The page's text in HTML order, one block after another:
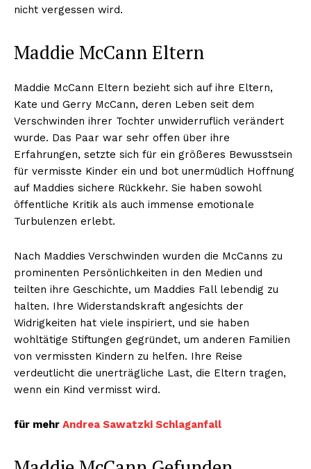
nicht vergessen wird.
Maddie McCann Eltern
Maddie McCann Eltern bezieht sich auf ihre Eltern,
Kate und Gerry McCann, deren Leben seit dem
Verschwinden ihrer Tochter unwiderruflich verändert
wurde. Das Paar war sehr offen über ihre
Erfahrungen, setzte sich für ein größeres Bewusstsein
für vermisste Kinder ein und bot unermüdlich Hoffnung
auf Maddies sichere Rückkehr. Sie haben sowohl
öffentliche Kritik als auch immense emotionale
Turbulenzen erlebt.
Nach Maddies Verschwinden wurden die McCanns zu
prominenten Persönlichkeiten in den Medien und
teilten ihre Geschichte, um Maddies Fall lebendig zu
halten. Ihre Widerstandskraft angesichts der
Widrigkeiten hat viele inspiriert, und sie haben
wohltätige Stiftungen gegründet, um anderen Familien
von vermissten Kindern zu helfen. Ihre Reise
verdeutlicht die unerträgliche Last, die Eltern tragen,
wenn ein Kind vermisst wird.
für mehr Andrea Sawatzki Schlaganfall